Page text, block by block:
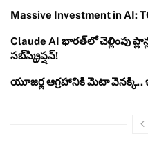
Massive Investment in AI:
Claude AI భారత్‌లో చెల్లింపు
సబ్‌స్క్రిప్షన్!
యూజర్ల ఆగ్రహానికి మెటా వెనక్కి..